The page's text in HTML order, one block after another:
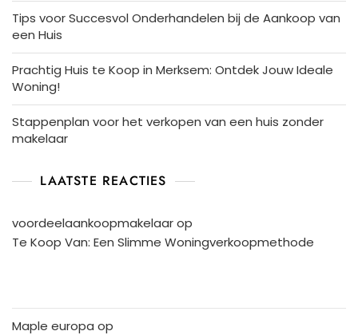
Tips voor Succesvol Onderhandelen bij de Aankoop van
een Huis
Prachtig Huis te Koop in Merksem: Ontdek Jouw Ideale
Woning!
Stappenplan voor het verkopen van een huis zonder
makelaar
LAATSTE REACTIES
voordeelaankoopmakelaarop
Te Koop Van: Een Slimme Woningverkoopmethode
Maple europa op